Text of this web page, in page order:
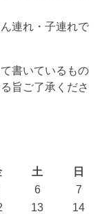
連れ・子連れで
書いているもの
旨ご了承くださ
土
日
6
7
13
14